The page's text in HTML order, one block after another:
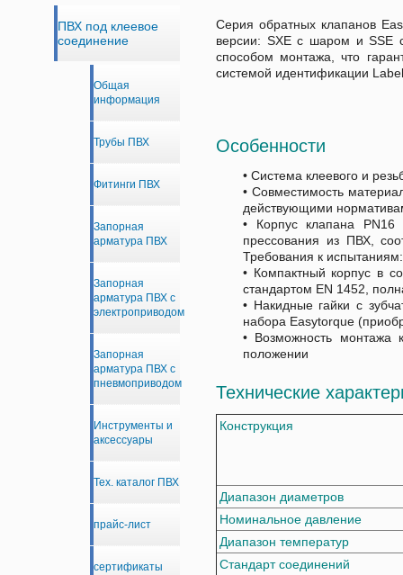
Серия обратных клапанов
версии: SXE с шаром и SSE
способом монтажа, что
системой идентификации
Особенности
• Система клеевого и
•Совместимость
действующими
• Корпус клапана
прессования из ПВХ,
Требования к
• Компактный корпус в
стандартом EN 1452,
• Накидные гайки с
набора Easytorque
• Возможность монтажа
положении
Технические
Конструкция
Диапазон диаметров
Номинальное давление
Диапазон температур
Стандарт соединений
ПВХ под клеевое
соединение
Общая
информация
Трубы ПВХ
Фитинги ПВХ
Запорная
арматура ПВХ
Запорная
арматура ПВХ с
электроприводом
Запорная
арматура ПВХ с
пневмоприводом
Инструменты и
аксессуары
Тех. каталог ПВХ
прайс-лист
сертификаты